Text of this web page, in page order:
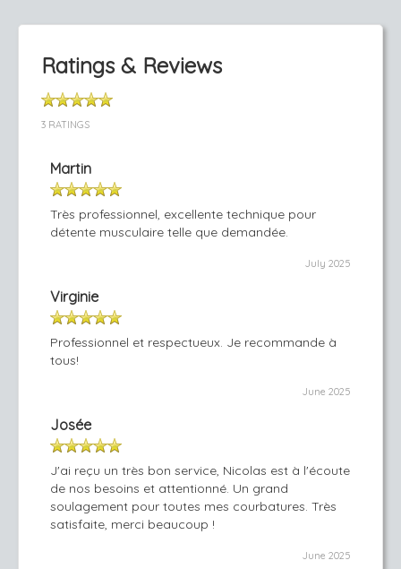
Ratings & Reviews
3 RATINGS
Martin
Très professionnel, excellente technique pour
détente musculaire telle que demandée.
July 2025
Virginie
Professionnel et respectueux. Je recommande à
tous!
June 2025
Josée
J'ai reçu un très bon service, Nicolas est à l'écoute
de nos besoins et attentionné. Un grand
soulagement pour toutes mes courbatures. Très
satisfaite, merci beaucoup !
June 2025